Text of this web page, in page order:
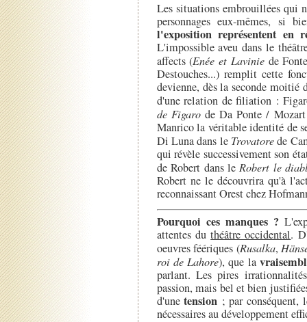
Les situations embrouillées qui
personnages eux-mêmes, si
l'exposition représentent en
L'impossible aveu dans le
affects (Enée et Laviniede
Destouches...) remplit cette
devienne, dès la seconde
d'une relation de filiation :
de Figarode Da Ponte / Mozart
Manrico la véritable identité de
Di Luna dans le Trovatorede
qui révèle successivement son
de Robert dans leRobert le
Robert ne le découvrira qu'à
reconnaissant Orest chez
Pourquoi ces manques ?
attentes duthéâtre occidental.
oeuvres féériques (Rusalka,
roi de Lahore), que la
parlant. Les pires
passion, mais bel et bien
d'unetension ; par conséquent,
nécessaires au développement